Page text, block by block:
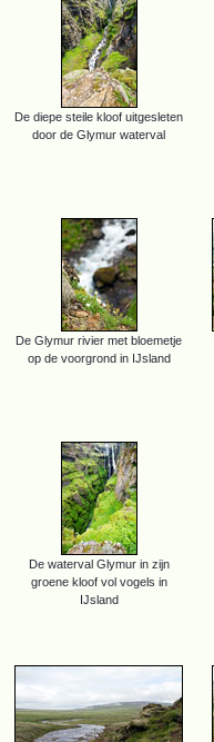
De diepe steile kloof uitgesleten
door de Glymur waterval
De Glymur rivier met bloemetje
op de voorgrond in IJsland
De waterval Glymur in zijn
groene kloof vol vogels in
IJsland